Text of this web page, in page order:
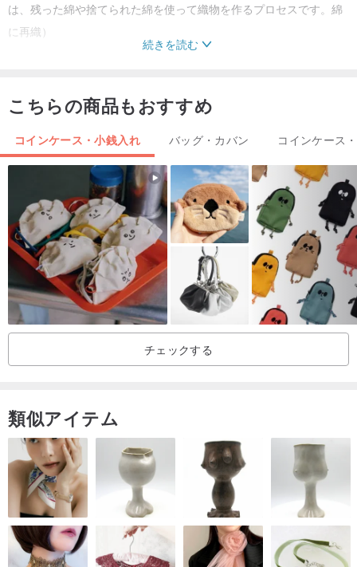
は、残った綿や捨てられた綿を使って織物を作るプロセスです。綿
に再織）
注：花柄は、大きなメートルの布から切り取られているため、ラン
ダムに配置されます。ショップでは、それぞれに独自のアイデンテ
ィティを持つ布を配置します。
生地の選択から様々なタイプの裏地を作るために結局、環境にやさ
しい生地であるボマル生地を選びました。この綿はリサイクル綿の
ブレンドです。少量の化学薬品と農薬を使用して栽培された綿。し
かし、農家に持続可能な利益を生み出すことができます
特徴：柔らかく軽量な生地。触った時、手に負担がかかりません
色：綿からの自然な色
バッグの詳細
-バッグの幅は8cm、高さは13cmです。
-ブラックのYKKジッパー、リサイクルコットンの裏地。
-バッグの前面に2つのカードスロット、1つの内ポケットと1つのジ
ッパーポケット。
-硬貨、紙幣、車の鍵、さまざまなカードを入れることができます
-ネックストラップ、バッグと同じパターン、長さ35〜40cm。
続きを読む
こちらの商品もおすすめ
コインケース・小銭入れ バッグ・カバン コインケース
チェックする
類似アイテム